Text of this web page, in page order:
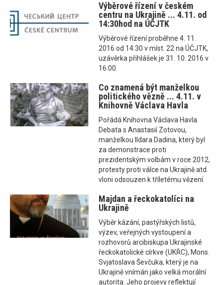
Výběrové řízení v českém
centru na Ukrajině ... 4.11. od
14:30hod na ÚČJTK
Výběrové řízení proběhne 4. 11.
2016 od 14:30 v míst. 22 na ÚČJTK,
uzávěrka přihlášek je 31. 10. 2016 v
16:00.
Co znamená být manželkou
politického vězně ... 4.11. v
Knihovně Václava Havla
Pořádá Knihovna Václava Havla.
Debata s Anastasií Zotovou,
manželkou Ildara Dadina, který byl
za demonstrace proti
prezidentským volbám v roce 2012,
protesty proti válce na Ukrajině atd.
vloni odsouzen k tříletému vězení.
Majdan a řeckokatolíci na
Ukrajině
Výběr kázání, pastýřských listů,
výzev, veřejných vystoupení a
rozhovorů arcibiskupa Ukrajinské
řeckokatolické církve (UKŘC), Mons.
Svjatoslava Ševčuka, který je na
Ukrajině vnímán jako velká morální
autorita. Jeho projevy reflektují